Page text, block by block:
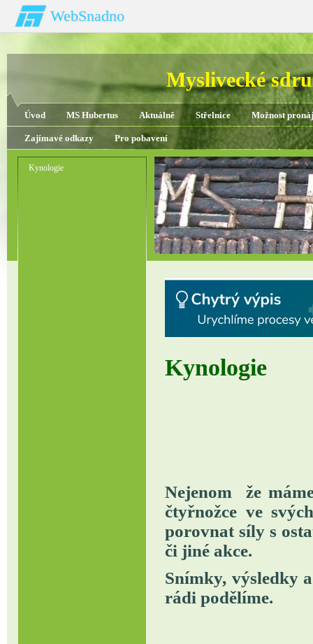
WebSnadno
Myslivecké
Úvod MS Hubertus Aktuálně Střelnice Možnost
Zajímavé odkazy Pro pobavení
Kynologie
Kynologie
Nejenom že
čtyřnožce ve
porovnat síly s
či jiné akce.
Snímky, výsledky
rádi podělíme.